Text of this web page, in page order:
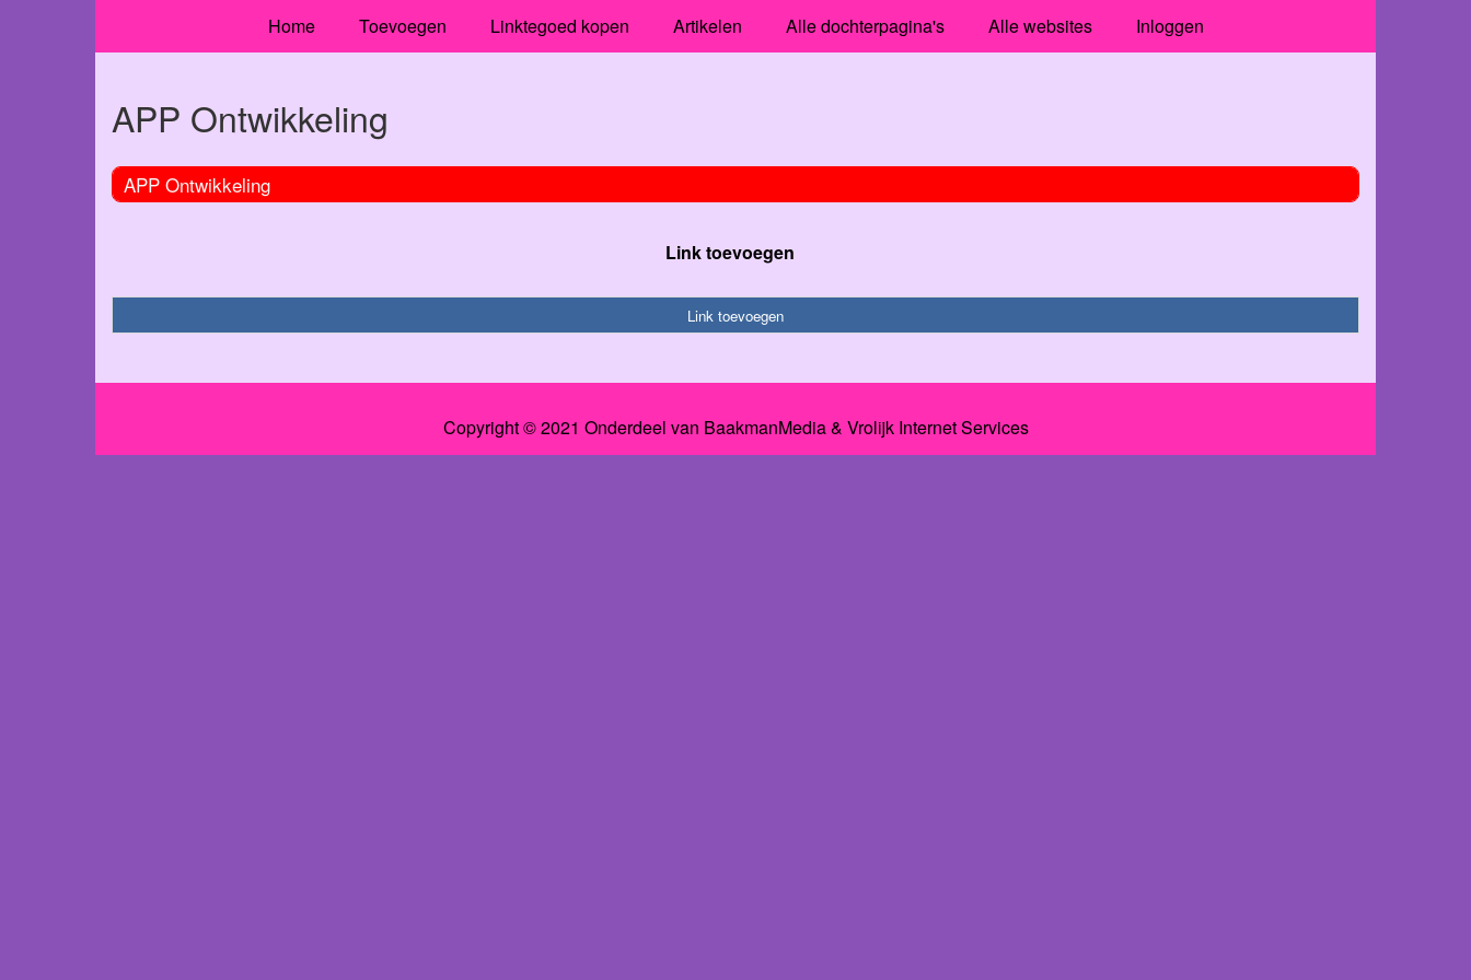
Home Toevoegen Linktegoed kopen Artikelen Alle dochterpagina's Alle websites Inloggen
APP Ontwikkeling
APP Ontwikkeling
Link toevoegen
Link toevoegen
Copyright © 2021 Onderdeel van BaakmanMedia& Vrolijk Internet Services